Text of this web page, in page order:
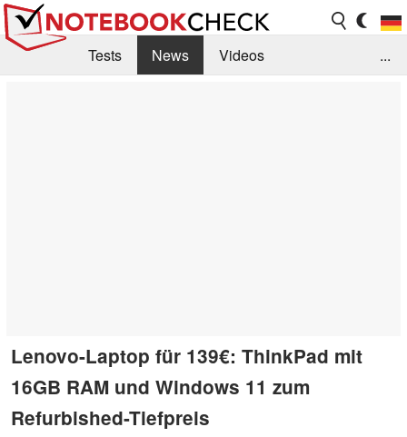
Tests News
Videos
...
Lenovo-Laptop für 139€: ThinkPad mit
16GB RAM und Windows 11 zum
Refurbished-Tiefpreis